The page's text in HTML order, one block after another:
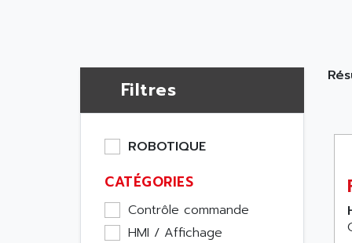
Filtres
ROBOTIQUE
CATÉGORIES
Contrôle commande
HMI / Affichage